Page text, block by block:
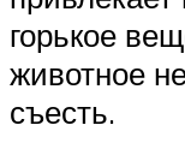
горькое
животное
съесть.